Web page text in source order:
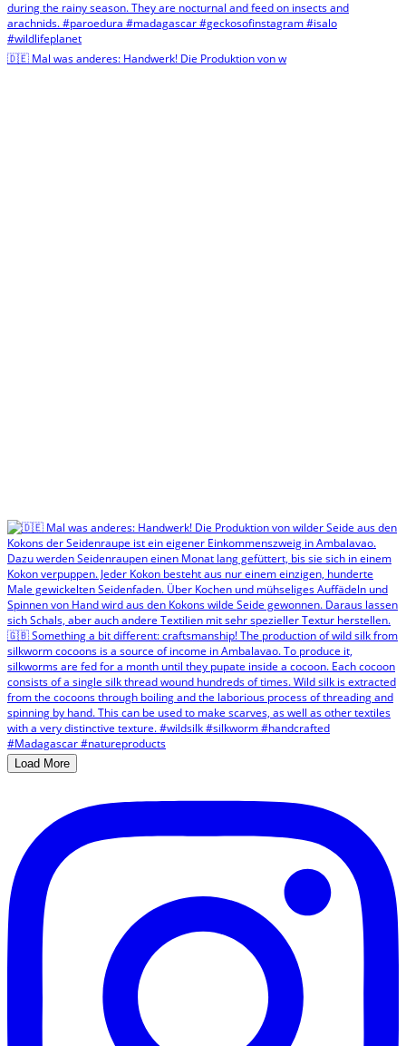
🇩🇪 Mal was anderes: Handwerk! Die Produktion von w
Load More